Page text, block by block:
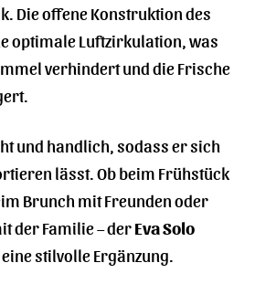
Die offene Konstruktion des
optimale Luftzirkulation, was
verhindert und die Frische
und handlich, sodass er sich
lässt. Ob beim Frühstück
Brunch mit Freunden oder
der Familie – derEva Solo
stilvolle Ergänzung.